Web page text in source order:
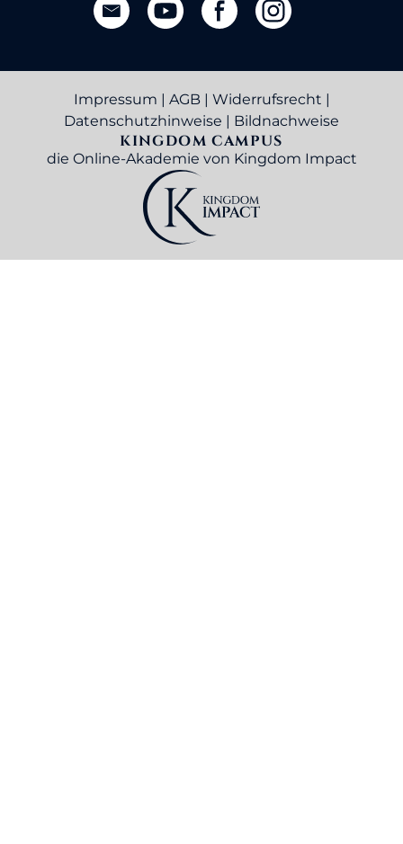
Impressum | AGB| Widerrufsrecht |
Datenschutzhinweise | Bildnachweise
KINGDOM CAMPUS
die Online-Akademie von Kingdom Impact